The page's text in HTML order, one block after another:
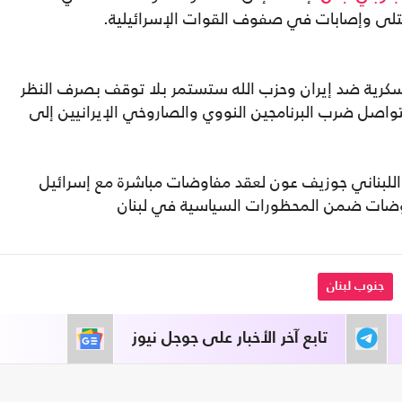
وإصابات في صفوف القوات الإسرائيلية.
ضد إيران وحزب الله ستستمر بلا توقف بصرف النظر
ضرب البرنامجين النووي والصاروخي الإيرانيين إلى
2026، دعا الرئيس اللبناني جوزيف عون لعقد مفاوضات مباشرة مع إسرائيل
ضمن المحظورات السياسية في لبنان
جنوب لبنان
تابع آخر الأخبار على جوجل نيوز